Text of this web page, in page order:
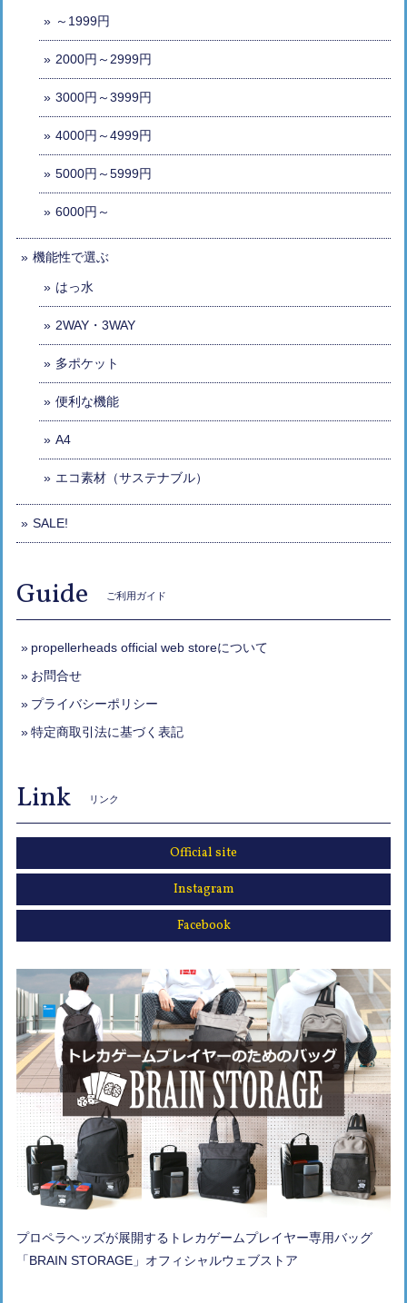
～1999円
2000円～2999円
3000円～3999円
4000円～4999円
5000円～5999円
6000円～
機能性で選ぶ
はっ水
2WAY・3WAY
多ポケット
便利な機能
A4
エコ素材（サステナブル）
SALE!
Guide ご利用ガイド
propellerheads official web storeについて
お問合せ
プライバシーポリシー
特定商取引法に基づく表記
Link リンク
Official site
Instagram
Facebook
プロペラヘッズが展開するトレカゲームプレイヤー専用バッグ
「BRAIN STORAGE」オフィシャルウェブストア